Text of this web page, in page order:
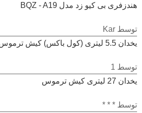
هندزفری بی کیو زد مدل BQZ - A19
امتیاز 5از 5
توسط Kar
یخدان 5.5 لیتری (کول باکس) کیش ترموس
امتیاز
1
از
توسط 1
یخدان 27 لیتری کیش ترموس
امتیاز
1
توسط * * *